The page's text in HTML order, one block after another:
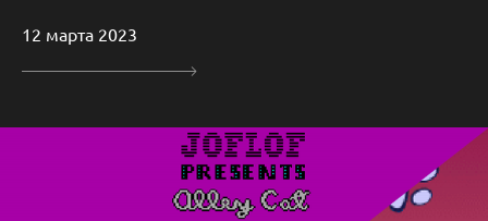
12 марта 2023